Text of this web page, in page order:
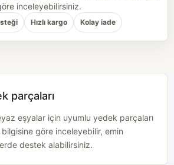
inceleyebilirsiniz.
Hızlı kargo Kolay iade
parçaları
eşyalar için uyumlu yedek parçaları
göre inceleyebilir, emin
destek alabilirsiniz.